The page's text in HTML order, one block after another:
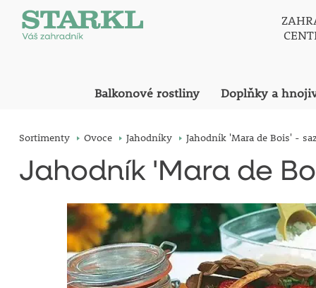
Balkonové rostliny Doplňky a
Sortimenty Ovoce Jahodníky Jahodník 'Mara de Bois' -
Jahodník 'Mara de